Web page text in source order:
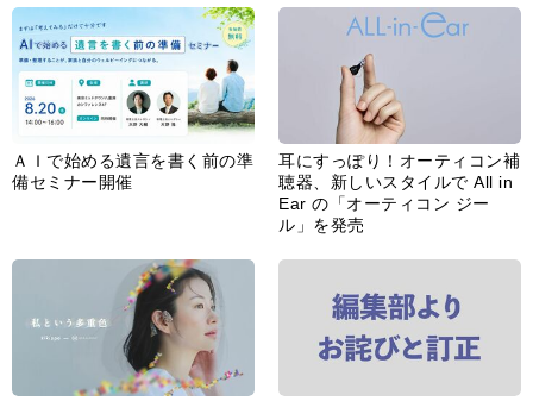
ＡＩで始める遺言を書く前の準
備セミナー開催
耳にすっぽり！オーティコン補
聴器、新しいスタイルで All in
Ear の「オーティコン ジー
ル」を発売